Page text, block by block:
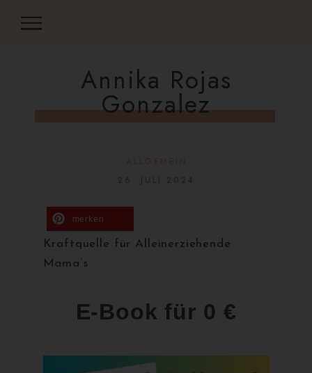
Annika Rojas
Gonzalez
merken
Kraftquelle für Alleinerziehende
Mama’s
E-Book für 0 €